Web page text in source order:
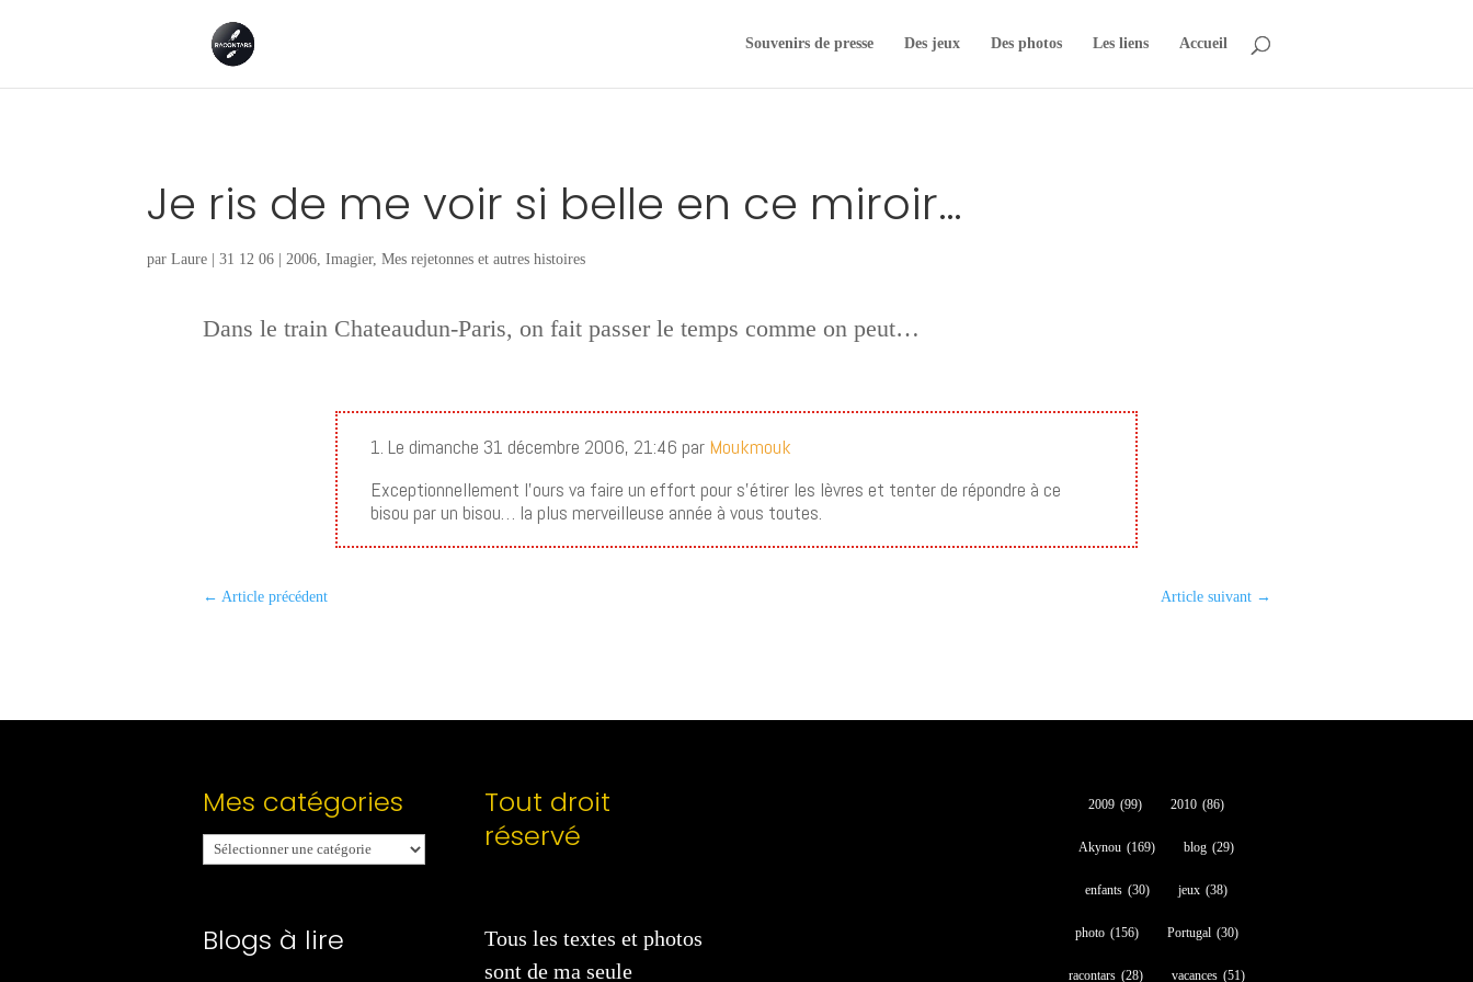
Souvenirs de presse Des jeux Des photos Les liens Accueil
Je ris de me voir si belle en ce miroir…
parLaure |31 12 06 | 2006 ,Imagier,Mes rejetonnes et autres histoires
Dans le train Chateaudun-Paris, on fait passer le temps comme on peut…
1. Le dimanche 31 décembre 2006, 21:46 par Moukmouk
Exceptionnellement l’ours va faire un effort pour s’étirer les lèvres et tenter de répondre à ce
bisou par un bisou… la plus merveilleuse année à vous toutes.
← Article précédent Article suivant→
Mes catégories
Mes
catégories
Blogs à lire
Tout droit
réservé
Tous les textes et photos
sont de ma seule
2009 (99) 2010 (86)
Akynou (169) blog (29)
enfants (30) jeux (38)
photo (156) Portugal (30)
racontars (28) vacances (51)